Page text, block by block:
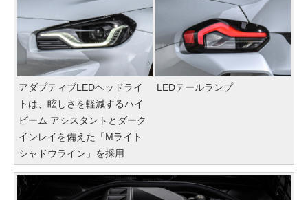
アダプティブLEDヘッドライ
トは、眩しさを軽減するハイ
ビーム アシスタントとダーク
インレイを備えた「Mライト
シャドウライン」を採用
LEDテールランプ